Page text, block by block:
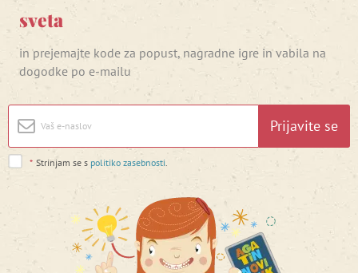
sveta
in prejemajte kode za popust, nagradne igre in vabila na
dogodke po e-mailu
Prijavite se
* Strinjam se s politiko zasebnosti